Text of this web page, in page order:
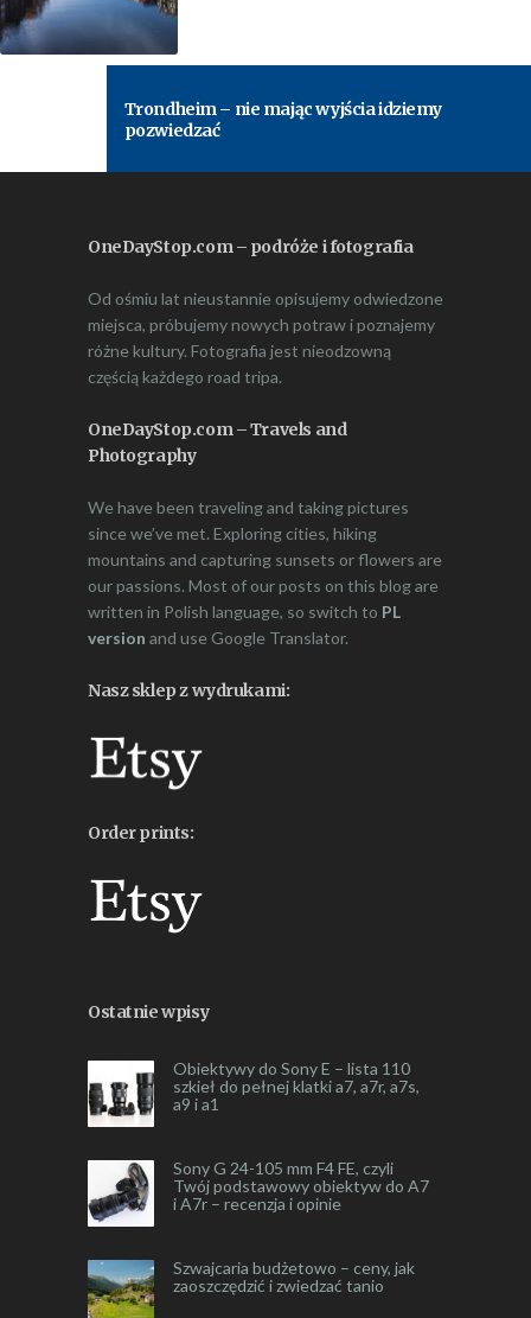
Trondheim – nie mając wyjścia idziemy
pozwiedzać
OneDayStop.com – podróże i fotografia
Od ośmiu lat nieustannie opisujemy odwiedzone
miejsca, próbujemy nowych potraw i poznajemy
różne kultury. Fotografia jest nieodzowną
częścią każdego road tripa.
OneDayStop.com – Travels and
Photography
We have been traveling and taking pictures
since we’ve met. Exploring cities, hiking
mountains and capturing sunsets or flowers are
our passions. Most of our posts on this blog are
written in Polish language, so switch to PL
version and use Google Translator.
Nasz sklep z wydrukami:
Order prints:
Ostatnie wpisy
Obiektywy do Sony E – lista 110
szkieł do pełnej klatki a7, a7r, a7s,
a9 i a1
Sony G 24-105 mm F4 FE, czyli
Twój podstawowy obiektyw do A7
i A7r – recenzja i opinie
Szwajcaria budżetowo – ceny, jak
zaoszczędzić i zwiedzać tanio